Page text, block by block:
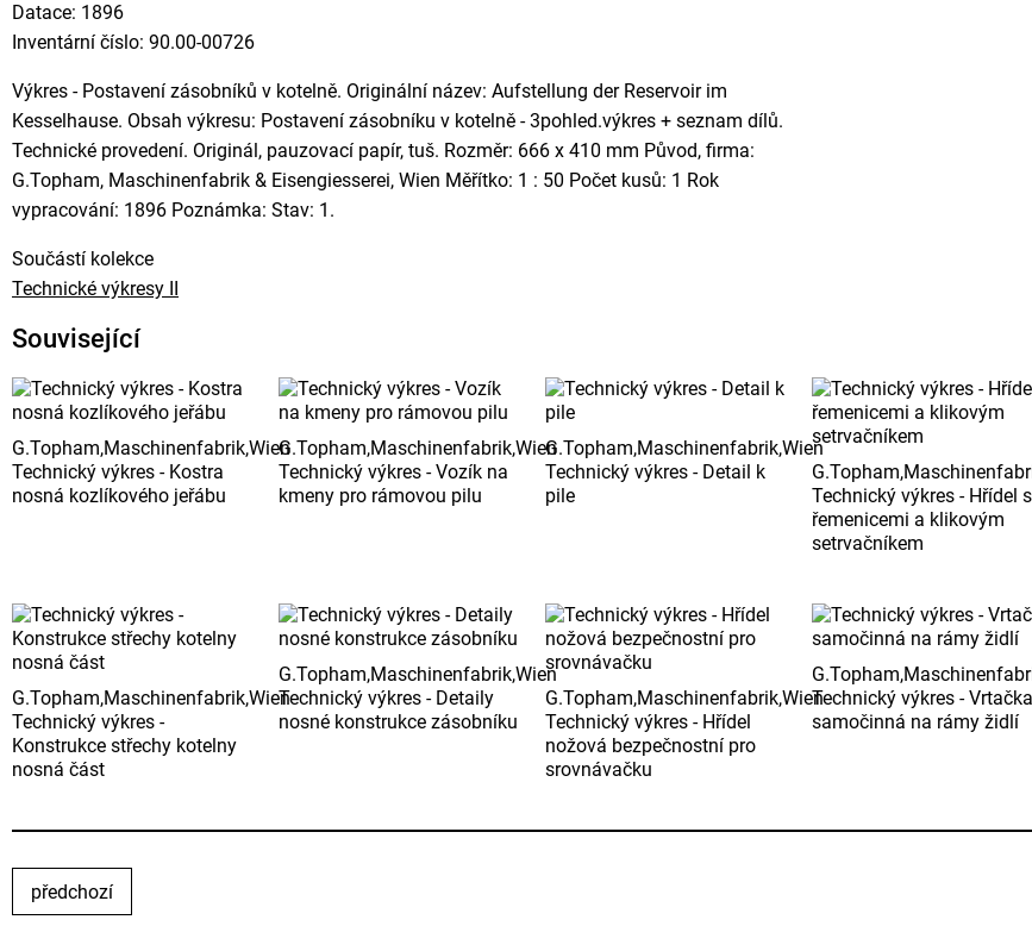
Datace: 1896
Inventární číslo: 90.00-00726
Výkres - Postavení zásobníků v kotelně. Originální název: Aufstellung der Reservoir im
Kesselhause. Obsah výkresu: Postavení zásobníku v kotelně - 3pohled.výkres + seznam dílů.
Technické provedení. Originál, pauzovací papír, tuš. Rozměr: 666 x 410 mm Původ, firma:
G.Topham, Maschinenfabrik & Eisengiesserei, Wien Měřítko: 1 : 50 Počet kusů: 1 Rok
vypracování: 1896 Poznámka: Stav: 1.
Součástí kolekce
Technické výkresy II
Související
G.Topham,Maschinenfabrik,Wien
Technický výkres - Kostra
nosná kozlíkového jeřábu
G.Topham,Maschinenfabrik,Wien
Technický výkres - Vozík na
kmeny pro rámovou pilu
G.Topham,Maschinenfabrik,Wien
Technický výkres - Detail k
pile
Technický výkres - Hřídel s
řemenicemi a klikovým
setrvačníkem
G.Topham,Maschinenfabrik,Wien
Technický výkres -
Konstrukce střechy kotelny
nosná část
G.Topham,Maschinenfabrik,Wien
Technický výkres - Detaily
nosné konstrukce zásobníku
G.Topham,Maschinenfabrik,Wien
Technický výkres - Hřídel
nožová bezpečnostní pro
srovnávačku
Technický výkres - Vrtačka
samočinná na rámy židlí
předchozí